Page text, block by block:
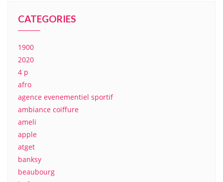
CATEGORIES
1900
2020
4 p
afro
agence evenementiel sportif
ambiance coiffure
ameli
apple
atget
banksy
beaubourg